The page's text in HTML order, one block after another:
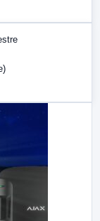
LabNews (replica)